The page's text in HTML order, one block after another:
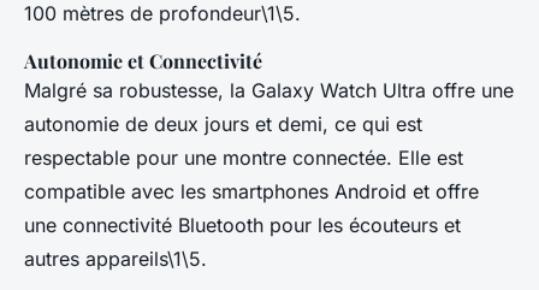
100 mètres de profondeur\1\5.
Autonomie et Connectivité
Malgré sa robustesse, la Galaxy Watch Ultra offre une
autonomie de deux jours et demi, ce qui est
respectable pour une montre connectée. Elle est
compatible avec les smartphones Android et offre
une connectivité Bluetooth pour les écouteurs et
autres appareils\1\5.